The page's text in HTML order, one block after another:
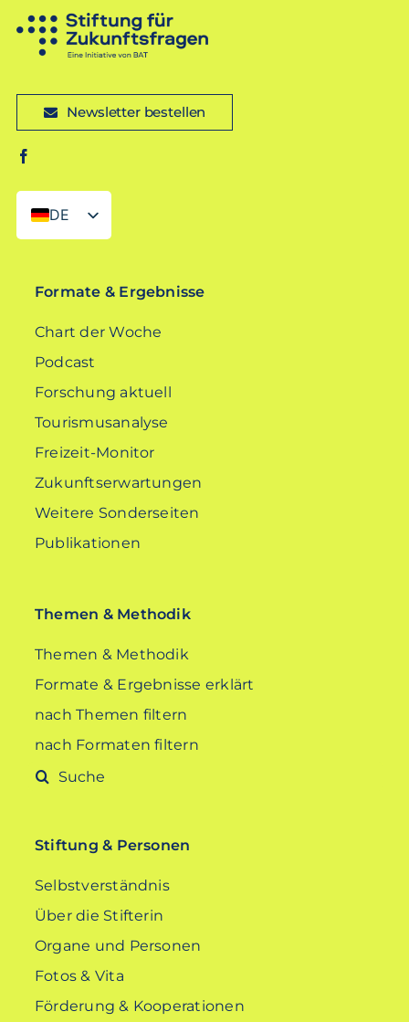
Newsletter bestellen
DE
EN
Formate & Ergebnisse
Chart der Woche
Podcast
Forschung aktuell
Tourismusanalyse
Freizeit-Monitor
Zukunftserwartungen
Weitere Sonderseiten
Publikationen
Themen & Methodik
Themen & Methodik
Formate & Ergebnisse erklärt
nach Themen filtern
nach Formaten filtern
Suche
Stiftung & Personen
Selbstverständnis
Über die Stifterin
Organe und Personen
Fotos & Vita
Förderung & Kooperationen